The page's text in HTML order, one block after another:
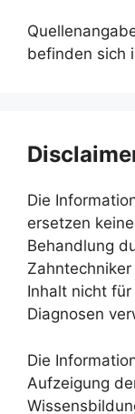
befinden sich
Die
ersetzen
Behandlung
Inhalt nicht
Diagnosen
Die
Aufzeigung